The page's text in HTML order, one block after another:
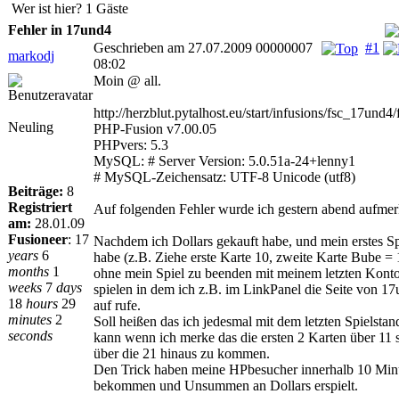
Wer ist hier? 1 Gäste
Fehler in 17und4
markodj
#1
Geschrieben am 27.07.2009 00000007
08:02
Neuling
Beiträge: 8
Registriert
am: 28.01.09
Fusioneer: 17
years 6
months 1
weeks 7 days
18 hours 29
minutes 2
seconds
Moin @ all.
http://herzblut.pytalhost.eu/start/infusions/
PHP-Fusion v7.00.05
PHPvers: 5.3
MySQL: # Server Version: 5.0.51a-24+lenny1
# MySQL-Zeichensatz: UTF-8 Unicode (utf8)
Auf folgenden Fehler wurde ich gestern abend
Nachdem ich Dollars gekauft habe, und mein erstes
habe (z.B. Ziehe erste Karte 10, zweite Karte Bube =
ohne mein Spiel zu beenden mit meinem letzten
spielen in dem ich z.B. im LinkPanel die Seite von
auf rufe.
Soll heißen das ich jedesmal mit dem letzten
kann wenn ich merke das die ersten 2 Karten über 11
über die 21 hinaus zu kommen.
Den Trick haben meine HPbesucher innerhalb 10
bekommen und Unsummen an Dollars erspielt.